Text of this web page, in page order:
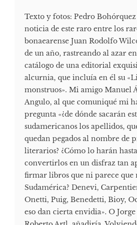
Texto y fotos: Pedro
noticia de este raro entre los
bonaearense Juan Rodolfo
de un año, rastreando al azar
catálogo de una editorial
alcurnia, que incluía en él su
monstruos». Mi amigo Manuel
Angulo, al que comuniqué mi
pregunta «¿de dónde sacarán
sudamericanos los apellidos,
quedan pegados al nombre de
literarios? ¿Cómo lo harán
convertirlos en un disfraz tan
firmar libros que ni parece que
Sudamérica? Denevi,
Onetti, Puig, Benedetti, Bioy,
eso dan cierta envidia». O